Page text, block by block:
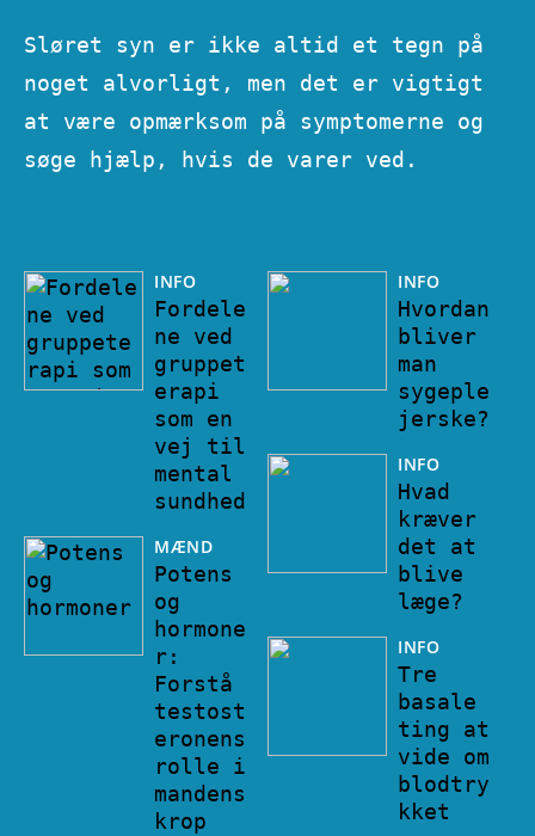
Sløret syn er ikke altid et tegn på
noget alvorligt, men det er vigtigt
at være opmærksom på symptomerne og
søge hjælp, hvis de varer ved.
INFO
Fordele
ne ved
gruppet
erapi
som en
vej til
mental
sundhed
MÆND
Potens
og
hormone
r:
Forstå
testost
eronens
rolle i
mandens
krop
INFO
Hvordan
bliver
man
sygeple
jerske?
INFO
Hvad
kræver
det at
blive
læge?
INFO
Tre
basale
ting at
vide om
blodtry
kket